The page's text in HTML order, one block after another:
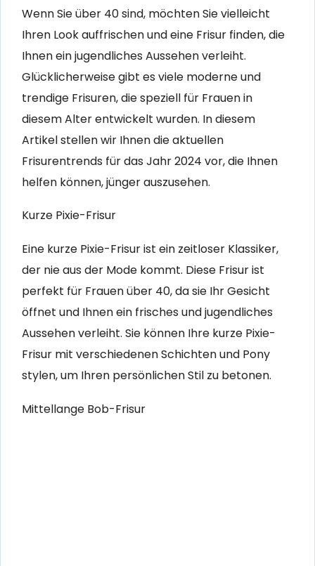
Wenn Sie über 40 sind, möchten Sie vielleicht
Ihren Look auffrischen und eine Frisur finden, die
Ihnen ein jugendliches Aussehen verleiht.
Glücklicherweise gibt es viele moderne und
trendige Frisuren, die speziell für Frauen in
diesem Alter entwickelt wurden. In diesem
Artikel stellen wir Ihnen die aktuellen
Frisurentrends für das Jahr 2024 vor, die Ihnen
helfen können, jünger auszusehen.
Kurze Pixie-Frisur
Eine kurze Pixie-Frisur ist ein zeitloser Klassiker,
der nie aus der Mode kommt. Diese Frisur ist
perfekt für Frauen über 40, da sie Ihr Gesicht
öffnet und Ihnen ein frisches und jugendliches
Aussehen verleiht. Sie können Ihre kurze Pixie-
Frisur mit verschiedenen Schichten und Pony
stylen, um Ihren persönlichen Stil zu betonen.
Mittellange Bob-Frisur